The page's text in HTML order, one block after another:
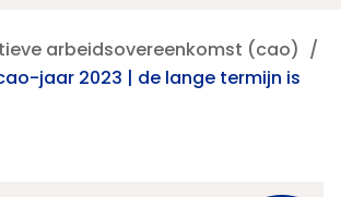
arbeidsovereenkomst (cao)
jaar 2023 | de lange termijn is